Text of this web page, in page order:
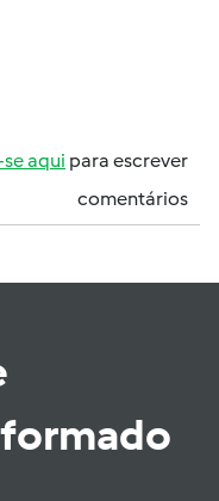
aqui para escrever
comentários